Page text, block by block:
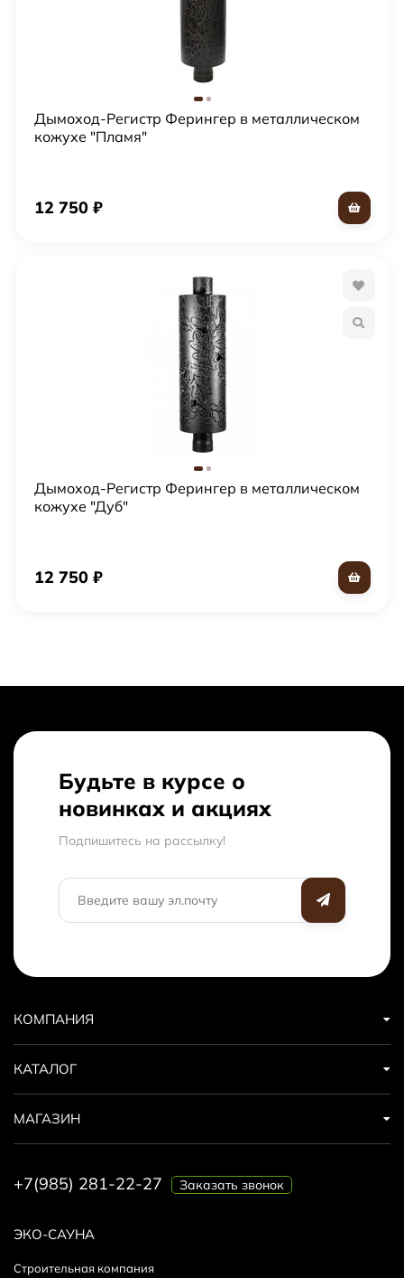
Дымоход-Регистр Ферингер в металлическом
кожухе "Пламя"
12 750 ₽
Дымоход-Регистр Ферингер в металлическом
кожухе "Дуб"
12 750 ₽
Будьте в курсе о
новинках и акциях
Подпишитесь на рассылкy!
ЭКО-САУНА
Строительная компания
КОМПАНИЯ
КАТАЛОГ
МАГАЗИН
+7(985) 281-22-27 Заказать звонок